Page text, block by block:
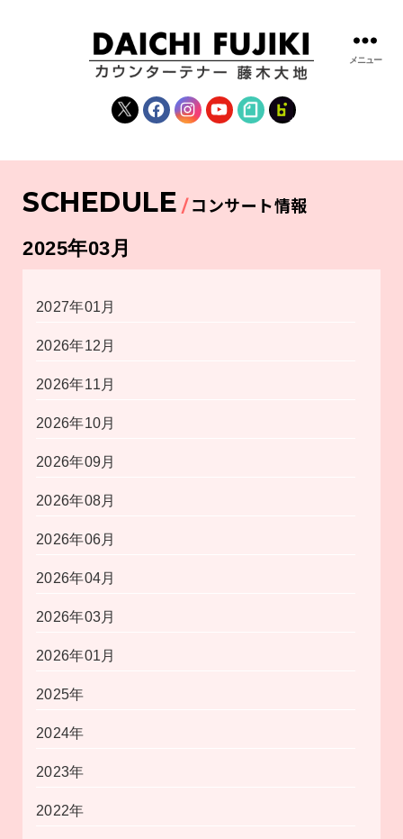
木
大
|
FUJIKI
OFFICIAL
X FacebookInstagramYouTube
note fanclub
メニュー
SCHEDULE コンサート情報
2025年03月
2027年01月
2026年12月
2026年11月
2026年10月
2026年09月
2026年08月
2026年06月
2026年04月
2026年03月
2026年01月
2025年
2024年
2023年
2022年